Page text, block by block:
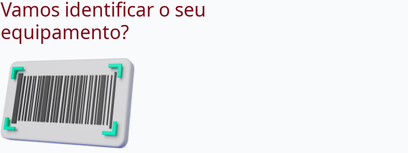
Vamos identificar o seu
equipamento?